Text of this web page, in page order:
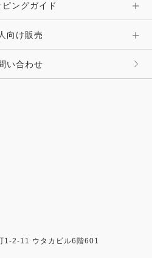
・ストラップ
ピングガイド
向け販売
い合わせ
1-2-11 ウタカビル6階601